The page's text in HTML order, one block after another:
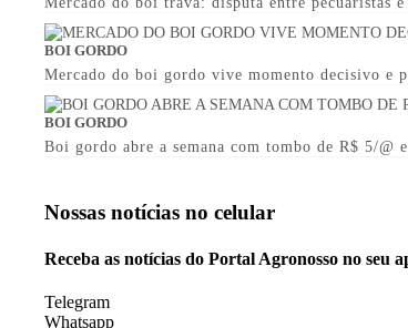
BOI GORDO
Mercado do boi gordo vive momento decisivo e
BOI GORDO
Boi gordo abre a semana com tombo de R$ 5/@
Nossas notíciasno celular
Receba as notícias do Portal Agronosso no seu
Telegram
Whatsapp